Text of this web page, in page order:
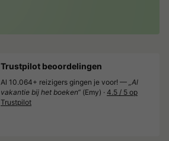
Trustpilot beoordelingen
Al 10.064+ reizigers gingen je voor! — „Al
vakantie bij het boeken“ (Emy) · 4.5 / 5 op
Trustpilot